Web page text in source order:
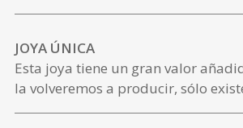
JOYA ÚNICA
Esta joya tiene un gran valor
la volveremos a producir, sólo